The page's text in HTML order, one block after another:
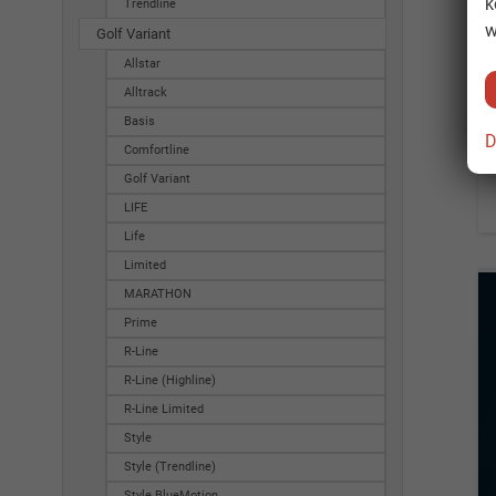
Trendline
Golf Variant
Allstar
Alltrack
Basis
Comfortline
Golf Variant
LIFE
Life
Limited
MARATHON
Prime
R-Line
R-Line (Highline)
R-Line Limited
Style
Style (Trendline)